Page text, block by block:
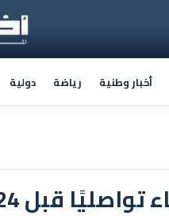
أخبار وطنية رياضة دولية